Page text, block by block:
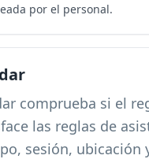
por el personal.
comprueba si el
las reglas de
sesión, ubicación